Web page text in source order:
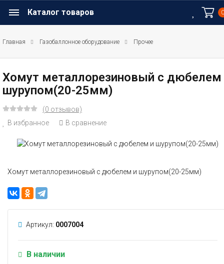
Каталог товаров
Главная Газобаллонное оборудование Прочее
Хомут металлорезиновый с дюбелем
шурупом(20-25мм)
(0 отзывов)
В избранное
В сравнение
Хомут металлорезиновый с дюбелем и шурупом(20-25мм)
Артикул: 0007004
В наличии